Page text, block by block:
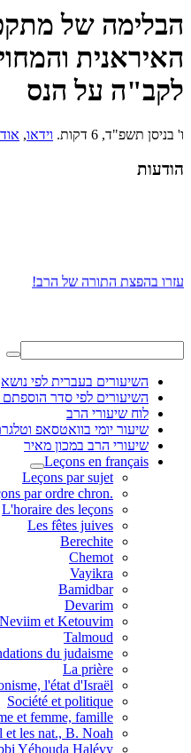
הבלימה של
האיראנית
לקב"ה על הנס
ו' בניסן תשפ"ד, 6 דקות. וידאו,
הודעות
עזרו בהפצת התורה של הרב!
השיעורים בעברית לפי נושא
השיעורים לפי סדר
לוח שיעורי הרב
שיעור יומי בוואטסאפ
שיעורי הרב במכון מאיר
Leçons en français
Leçons par sujet
.Leçons par ordre chron
L'horaire des leçons
Les fêtes juives
Berechite
Chemot
Vayikra
Bamidbar
Devarim
Neviim et Ketouvim
Talmoud
du judaisme
La prière
l'état d'Israël
Société et politique
et femme, famille
et les nat., B. Noah
Yéhouda Halévy